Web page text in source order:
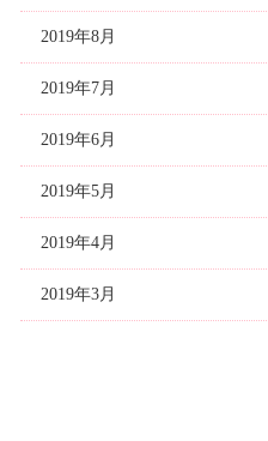
2019年8月
2019年7月
2019年6月
2019年5月
2019年4月
2019年3月